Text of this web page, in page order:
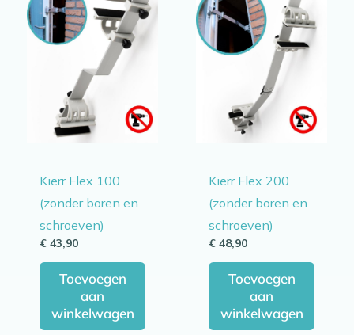
Kierr Flex 100
(zonder boren en
schroeven)
€ 43,90
Toevoegen
aan
winkelwagen
Kierr Flex 200
(zonder boren en
schroeven)
€ 48,90
Toevoegen
aan
winkelwagen